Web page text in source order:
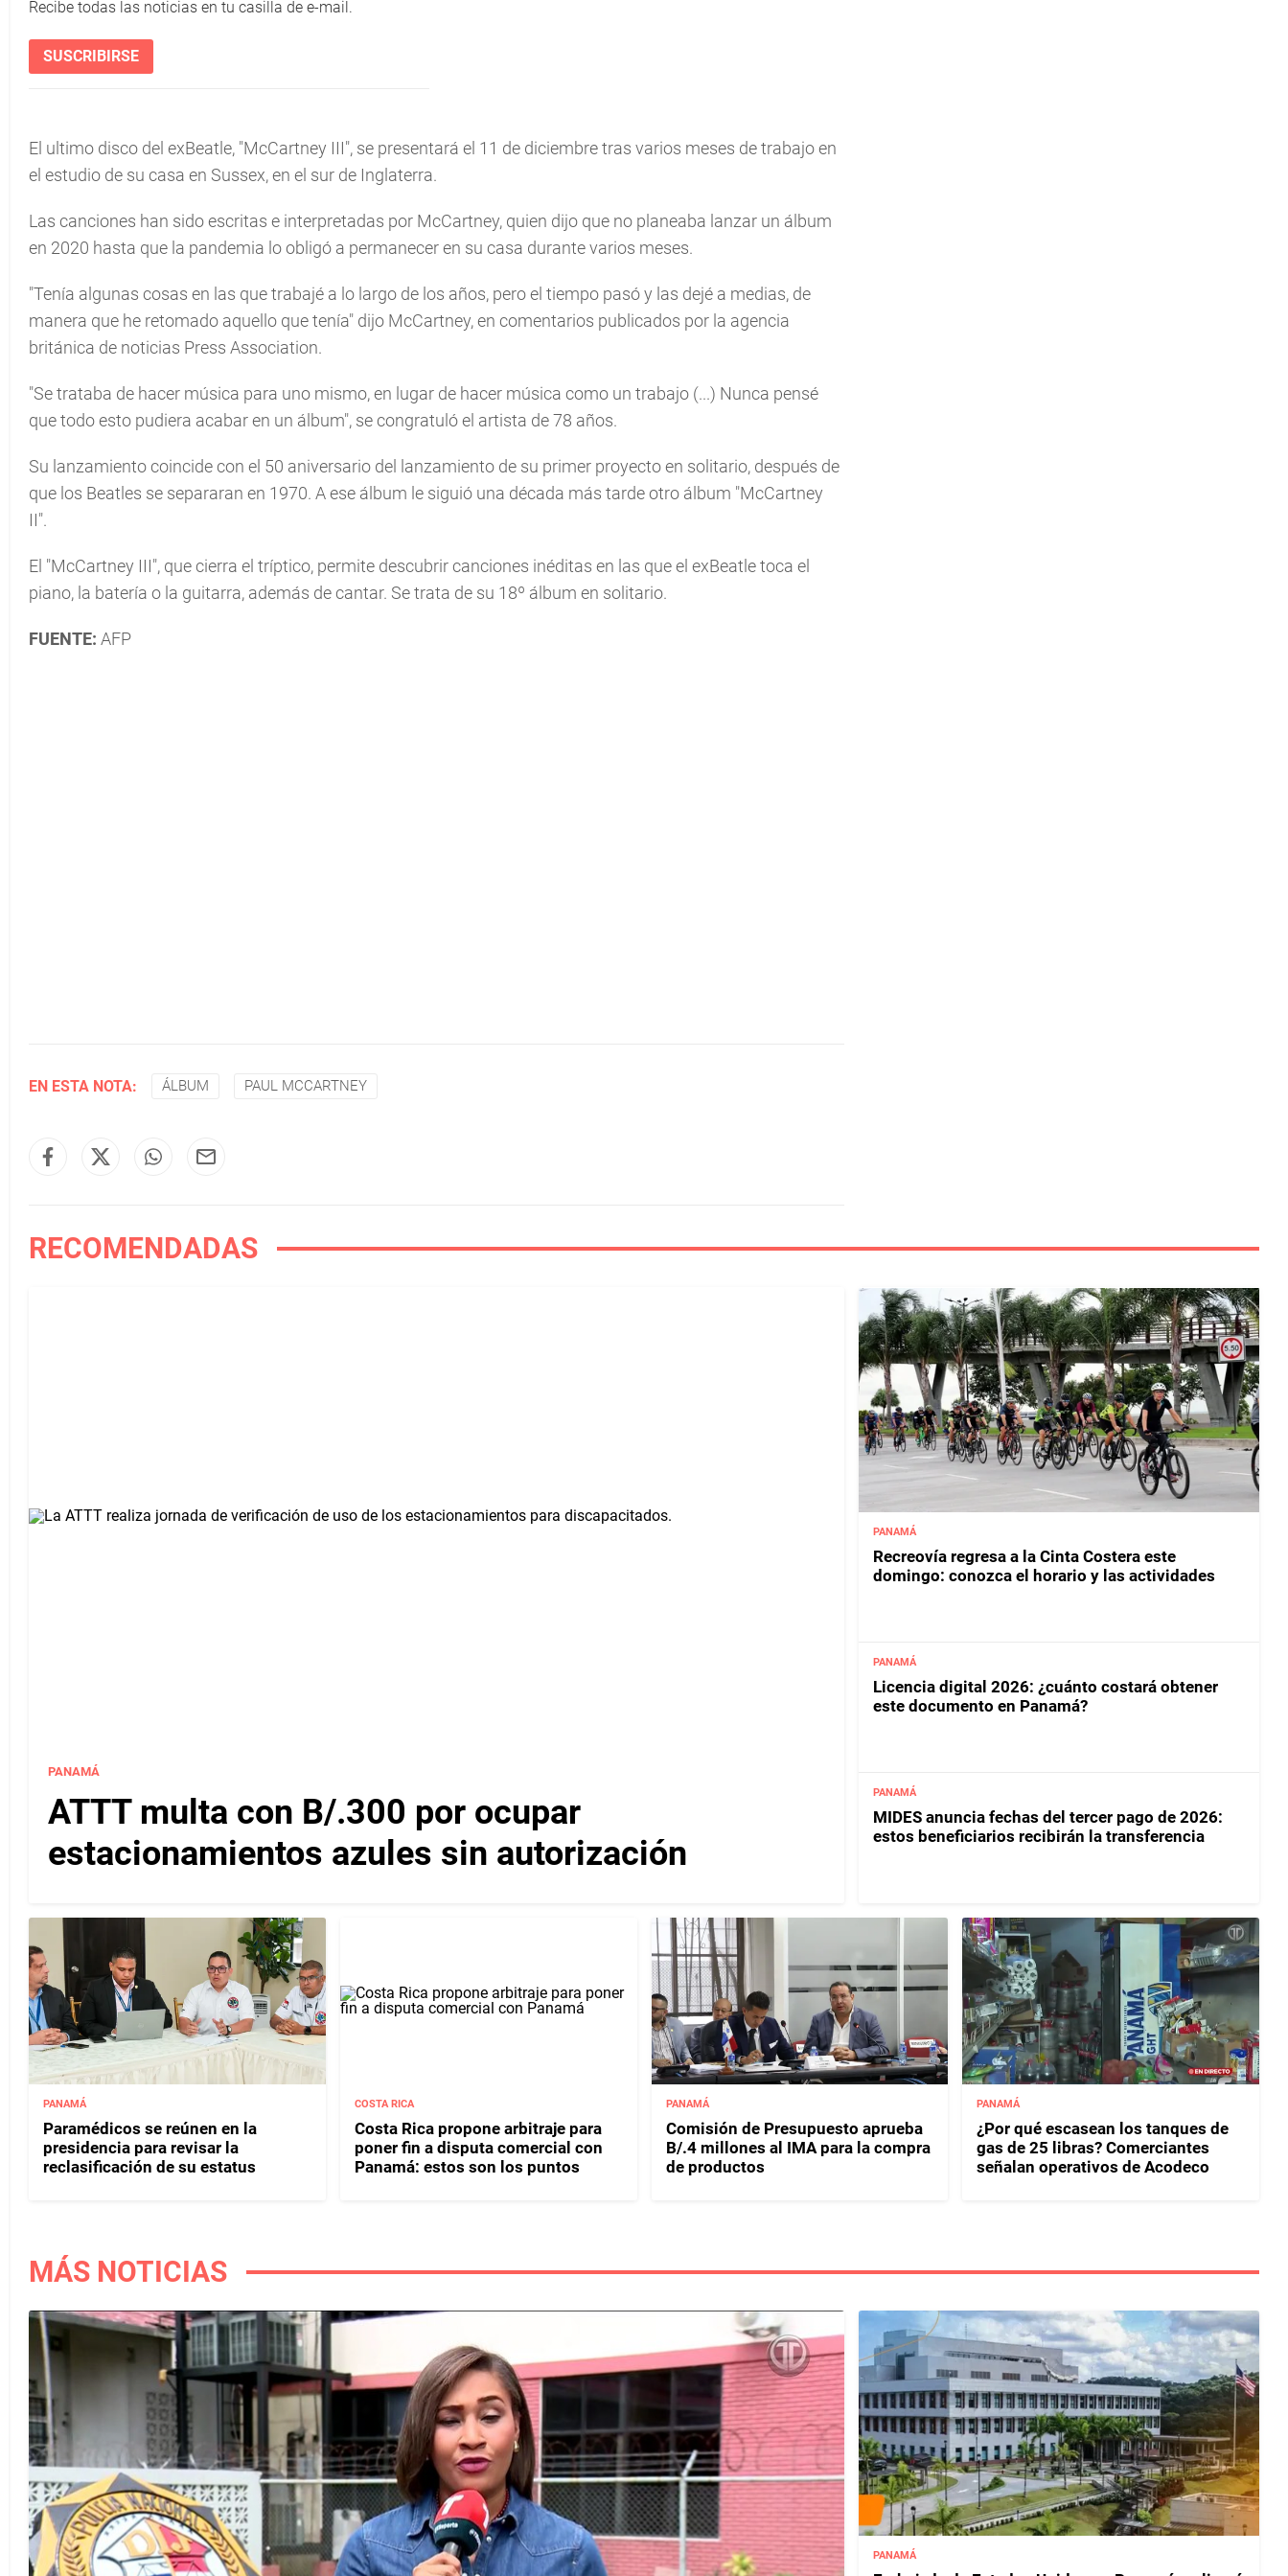
Recibe todas las noticias en tu casilla de e-mail.
SUSCRIBIRSE
El ultimo disco del exBeatle, "McCartney III", se presentará el 11 de diciembre tras varios meses de trabajo en
el estudio de su casa en Sussex, en el sur de Inglaterra.
Las canciones han sido escritas e interpretadas por McCartney, quien dijo que no planeaba lanzar un álbum
en 2020 hasta que la pandemia lo obligó a permanecer en su casa durante varios meses.
"Tenía algunas cosas en las que trabajé a lo largo de los años, pero el tiempo pasó y las dejé a medias, de
manera que he retomado aquello que tenía" dijo McCartney, en comentarios publicados por la agencia
británica de noticias Press Association.
"Se trataba de hacer música para uno mismo, en lugar de hacer música como un trabajo (...) Nunca pensé
que todo esto pudiera acabar en un álbum", se congratuló el artista de 78 años.
Su lanzamiento coincide con el 50 aniversario del lanzamiento de su primer proyecto en solitario, después de
que los Beatles se separaran en 1970. A ese álbum le siguió una década más tarde otro álbum "McCartney
II".
El "McCartney III", que cierra el tríptico, permite descubrir canciones inéditas en las que el exBeatle toca el
piano, la batería o la guitarra, además de cantar. Se trata de su 18º álbum en solitario.
FUENTE: AFP
EN ESTA NOTA: ÁLBUM PAUL MCCARTNEY
RECOMENDADAS
PANAMÁ
ATTT multa con B/.300 por ocupar
estacionamientos azules sin autorización
PANAMÁ
Recreovía regresa a la Cinta Costera este
domingo: conozca el horario y las actividades
PANAMÁ
Licencia digital 2026: ¿cuánto costará obtener
este documento en Panamá?
PANAMÁ
MIDES anuncia fechas del tercer pago de 2026:
estos beneficiarios recibirán la transferencia
PANAMÁ
Paramédicos se reúnen en la
presidencia para revisar la
reclasificación de su estatus
COSTA RICA
Costa Rica propone arbitraje para
poner fin a disputa comercial con
Panamá: estos son los puntos
PANAMÁ
Comisión de Presupuesto aprueba
B/.4 millones al IMA para la compra
de productos
PANAMÁ
¿Por qué escasean los tanques de
gas de 25 libras? Comerciantes
señalan operativos de Acodeco
MÁS NOTICIAS
PANAMÁ